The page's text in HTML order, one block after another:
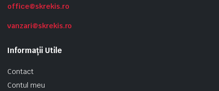
office@skrekis.ro
vanzari@skrekis.ro
Informații Utile
Contact
Contul meu